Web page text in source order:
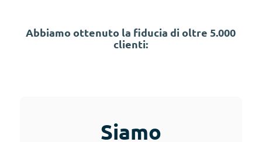
Abbiamo ottenuto la fiducia di oltre 5.000
clienti:
Siamo